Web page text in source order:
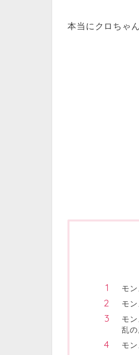
本当にクロちゃ
モ
モ
モ
乱
モ